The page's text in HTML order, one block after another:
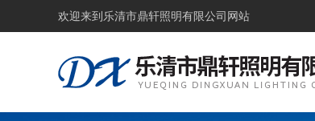
欢迎来到 乐清市鼎轩照明有限公司网站